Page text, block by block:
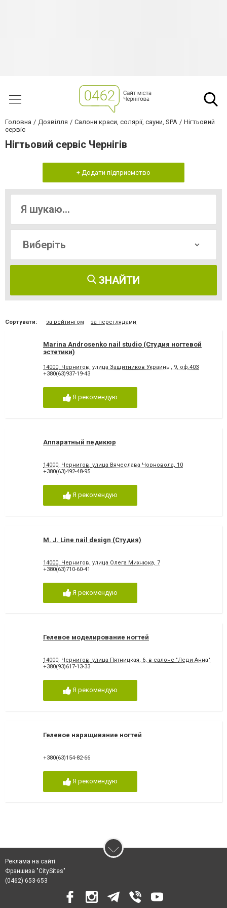
Головна Дозвілля Салони краси, солярії, сауни, SPA
Нігтьовий
сервіс
Нігтьовий сервіс Чернігів
+ Додати підприємство
ЗНАЙТИ
Сортувати: за рейтингом за переглядами
Marina Androsenko nail studio (Студия ногтевой
эстетики)
14000, Чернигов, улица Защитников Украины, 9, оф.403
+380(63)937-19-43
Я рекомендую
Аппаратный педикюр
14000, Чернигов, улица Вячеслава Чорновола, 10
+380(63)492-48-95
Я рекомендую
M. J. Line nail design (Студия)
14000, Чернигов, улица Олега Михнюка, 7
+380(63)710-60-41
Я рекомендую
Гелевое моделирование ногтей
14000, Чернигов, улица Пятницкая, 6, в салоне "Леди Анна"
+380(93)617-13-33
Я рекомендую
Гелевое наращивание ногтей
+380(63)154-82-66
Я рекомендую
Реклама на сайті
Франшиза "CitySites"
(0462) 653-653